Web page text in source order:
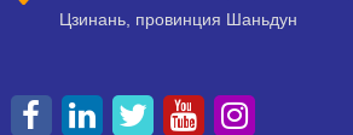
Цзинань, провинция Шаньдун